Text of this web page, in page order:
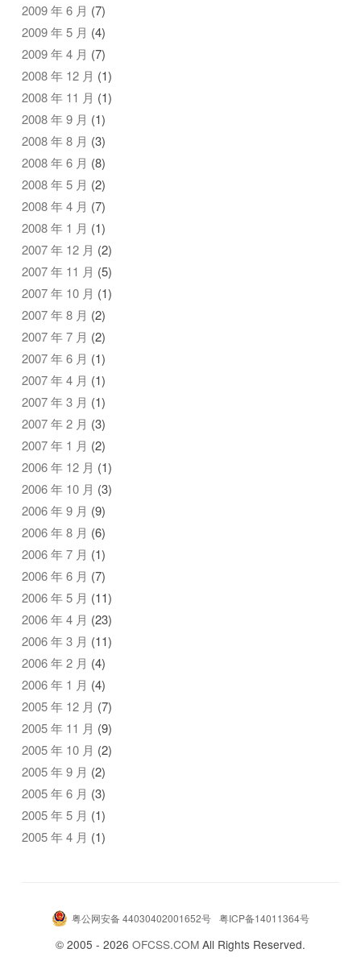
2009 年 6 月 (7)
2009 年 5 月 (4)
2009 年 4 月 (7)
2008 年 12 月 (1)
2008 年 11 月 (1)
2008 年 9 月 (1)
2008 年 8 月 (3)
2008 年 6 月 (8)
2008 年 5 月 (2)
2008 年 4 月 (7)
2008 年 1 月 (1)
2007 年 12 月 (2)
2007 年 11 月 (5)
2007 年 10 月 (1)
2007 年 8 月 (2)
2007 年 7 月 (2)
2007 年 6 月 (1)
2007 年 4 月 (1)
2007 年 3 月 (1)
2007 年 2 月 (3)
2007 年 1 月 (2)
2006 年 12 月 (1)
2006 年 10 月 (3)
2006 年 9 月 (9)
2006 年 8 月 (6)
2006 年 7 月 (1)
2006 年 6 月 (7)
2006 年 5 月 (11)
2006 年 4 月 (23)
2006 年 3 月 (11)
2006 年 2 月 (4)
2006 年 1 月 (4)
2005 年 12 月 (7)
2005 年 11 月 (9)
2005 年 10 月 (2)
2005 年 9 月 (2)
2005 年 6 月 (3)
2005 年 5 月 (1)
2005 年 4 月 (1)
粤公网安备 44030402001652号 粤ICP备14011364号
© 2005 - 2026 OFCSS.COM All Rights Reserved.